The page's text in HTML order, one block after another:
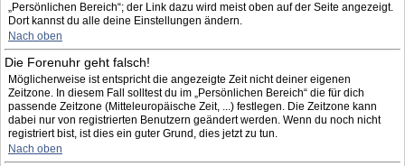
„Persönlichen Bereich“; der Link dazu wird meist oben auf der Seite angezeigt.
Dort kannst du alle deine Einstellungen ändern.
Nach oben
Die Forenuhr geht falsch!
Möglicherweise ist entspricht die angezeigte Zeit nicht deiner eigenen
Zeitzone. In diesem Fall solltest du im „Persönlichen Bereich“ die für dich
passende Zeitzone (Mitteleuropäische Zeit, ...) festlegen. Die Zeitzone kann
dabei nur von registrierten Benutzern geändert werden. Wenn du noch nicht
registriert bist, ist dies ein guter Grund, dies jetzt zu tun.
Nach oben